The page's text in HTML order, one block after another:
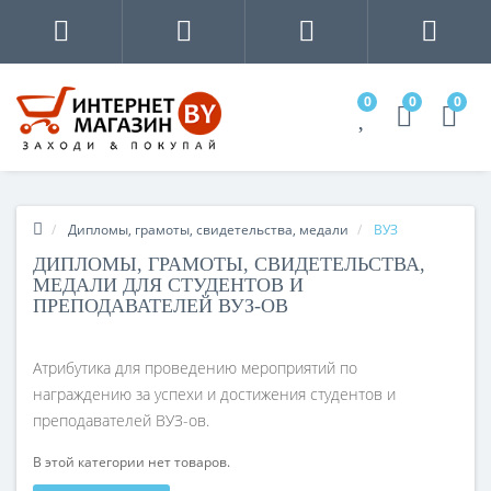
0 0 0
Дипломы, грамоты, свидетельства, медали ВУЗ
ДИПЛОМЫ, ГРАМОТЫ, СВИДЕТЕЛЬСТВА,
МЕДАЛИ ДЛЯ СТУДЕНТОВ И
ПРЕПОДАВАТЕЛЕЙ ВУЗ-ОВ
Атрибутика для проведению мероприятий по
награждению за успехи и достижения студентов и
преподавателей ВУЗ-ов.
В этой категории нет товаров.